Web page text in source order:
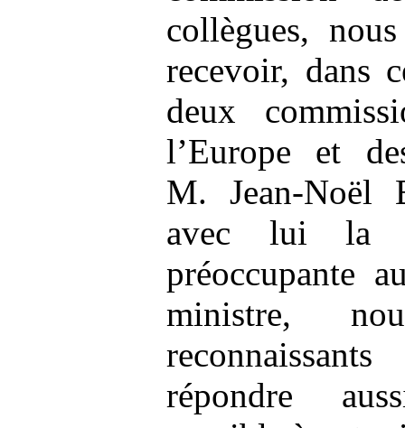
collègues,
recevoir, dans
deux
l’Europe et
M. Jean-Noël
avec lui la
préoccupante
ministre,
répondre